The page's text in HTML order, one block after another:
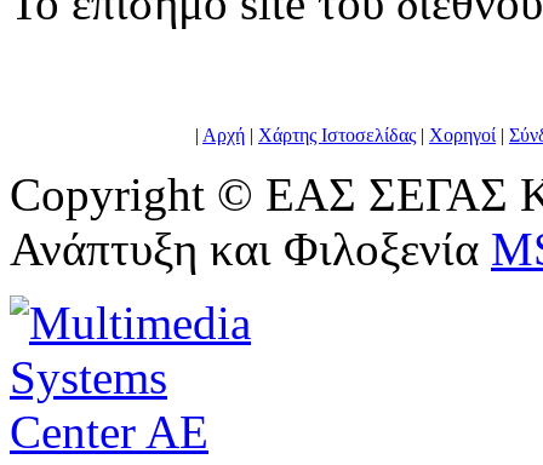
| Αρχή | Χάρτης Ιστοσελίδας | Χορηγοί |
Copyright © ΕΑΣ ΣΕΓΑΣ
Ανάπτυξη και Φιλοξενία